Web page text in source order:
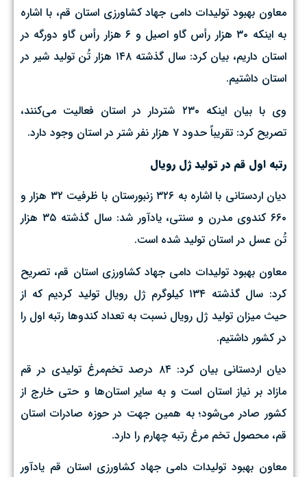
معاون بهبود تولیدات دامی جهاد کشاورزی استان قم، با اشاره
به اینکه ۳۰ هزار رأس گاو اصیل و ۶ هزار رأس گاو دورگه در
استان داریم، بیان کرد: سال گذشته ۱۴۸ هزار تُن تولید شیر در
استان داشتیم.
وی با بیان اینکه ۲۳۰ شتردار در استان فعالیت می‌کنند،
تصریح کرد: تقریباً حدود ۷ هزار نفر شتر در استان وجود دارد.
رتبه اول قم در تولید ژل رویال
دیان اردستانی با اشاره به ۳۲۶ زنبورستان با ظرفیت ۳۲ هزار و
۶۶۰ کندوی مدرن و سنتی، یادآور شد: سال گذشته ۳۵ هزار
تُن عسل در استان تولید شده است.
معاون بهبود تولیدات دامی جهاد کشاورزی استان قم، تصریح
کرد: سال گذشته ۱۳۴ کیلوگرم ژل رویال تولید کردیم که از
حیث میزان تولید ژل رویال نسبت به تعداد کندوها رتبه اول را
در کشور داشتیم.
دیان اردستانی بیان کرد: ۸۴ درصد تخم‌مرغ تولیدی در قم
مازاد بر نیاز استان است و به سایر استان‌ها و حتی خارج از
کشور صادر می‌شود؛ به همین جهت در حوزه صادرات استان
قم، محصول تخم مرغ رتبه چهارم را دارد.
معاون بهبود تولیدات دامی جهاد کشاورزی استان قم یادآور